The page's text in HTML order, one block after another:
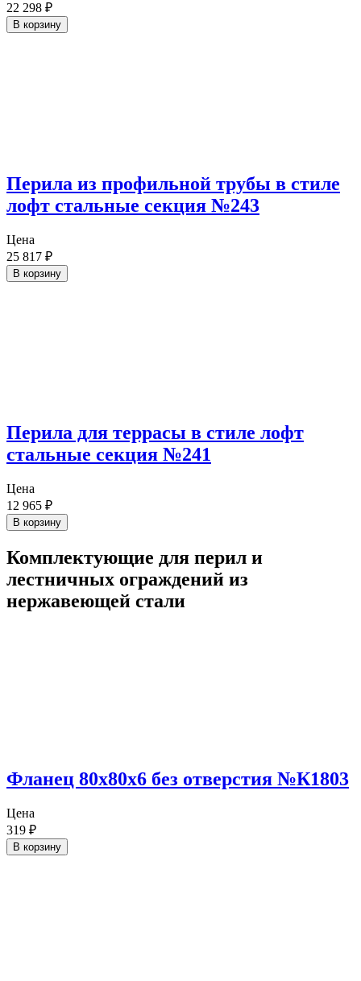
22 298 ₽
В корзину
Перила из профильной трубы в стиле
лофт стальные секция №243
Цена
25 817 ₽
В корзину
Перила для террасы в стиле лофт
стальные секция №241
Цена
12 965 ₽
В корзину
Комплектующие для перил и
лестничных ограждений из
нержавеющей стали
Фланец 80х80х6 без отверстия №К1803
Цена
319 ₽
В корзину